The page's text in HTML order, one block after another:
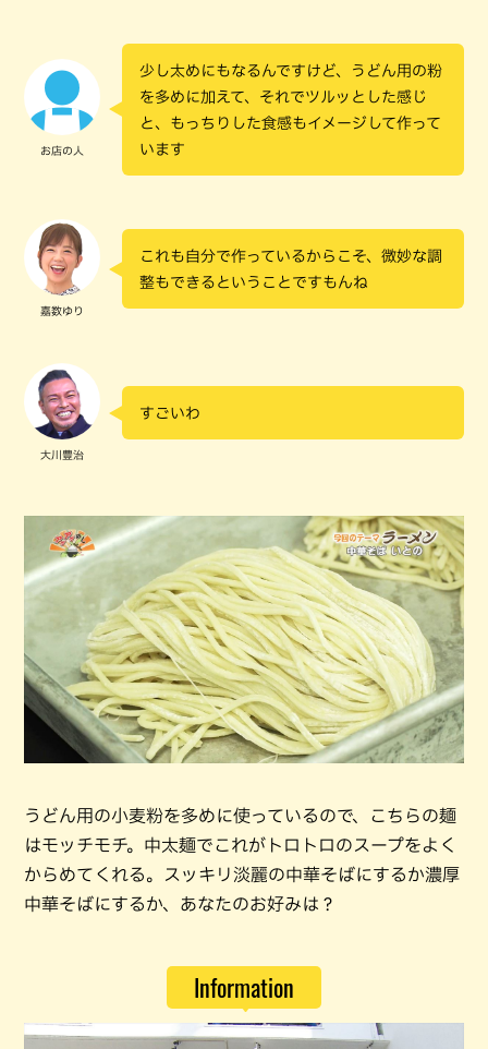
お店の人
少し太めにもなるんですけど、うどん用の粉
を多めに加えて、それでツルッとした感じ
と、もっちりした食感もイメージして作って
います
嘉数ゆり
これも自分で作っているからこそ、微妙な調
整もできるということですもんね
大川豊治
すごいわ
うどん用の小麦粉を多めに使っているので、こちらの麺
はモッチモチ。中太麺でこれがトロトロのスープをよく
からめてくれる。スッキリ淡麗の中華そばにするか濃厚
中華そばにするか、あなたのお好みは？
Information